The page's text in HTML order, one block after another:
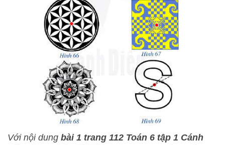
Với nội dung bài 1 trang 112 Toán 6 tập 1 Cánh